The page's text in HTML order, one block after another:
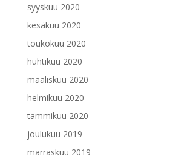
syyskuu 2020
kesäkuu 2020
toukokuu 2020
huhtikuu 2020
maaliskuu 2020
helmikuu 2020
tammikuu 2020
joulukuu 2019
marraskuu 2019